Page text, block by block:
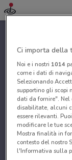
Ci importa della
Noi e i nostri 1014
come i dati di
Selezionando
supportino gli scopi
dati da fornire". Nel
disabilitate, alcuni
essere rilevanti.
modificare le tue
Mostra finalità in
contesto del nostro
l'Informativa sulla